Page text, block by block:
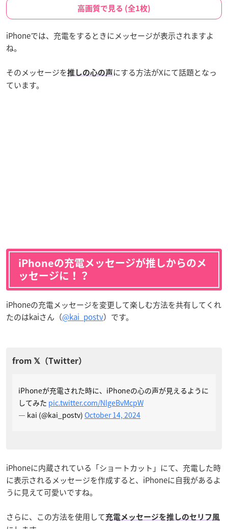
高画質で見る (全1枚)
iPhoneでは、充電をするときにメッセージが表示されますよ
ね。
そのメッセージを推しの心の声 にする方法がXにて話題となっ
ています。
iPhoneの充電メッセージが推しからのメ
ッセージに！？
iPhoneの充電メッセージを変更して楽しむ方法を共有してくれ
たのはkaiさん（@kai_postv）です。
iPhoneが充電された時に、iPhoneの心の声が見えるように
してみた pic.twitter.com/NlgeBvMcpW
— kai (@kai_postv) October 14, 2024
iPhoneに内蔵されている「ショートカット」にて、充電した時
に表示されるメッセージを作成すると、iPhoneに自我があるよ
うに見えて可愛いですね。
さらに、この方法を使用して充電メッセージを推しのセリフ風